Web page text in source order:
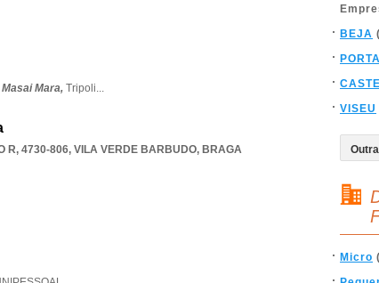
Masai Mara, Tripoli...
R, 4730-806, VILA VERDE BARBUDO, BRAGA
BEJA
VISEU
Micro